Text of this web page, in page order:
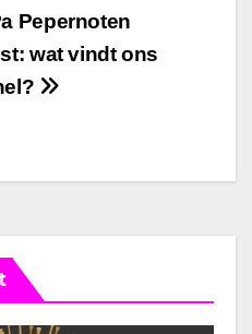
Pepernoten
wat vindt ons